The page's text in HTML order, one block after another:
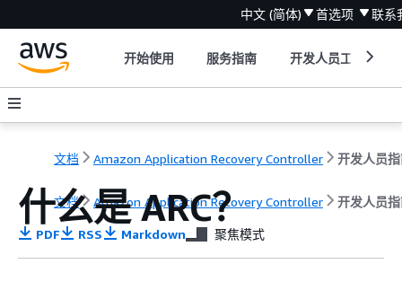
中文 (简体) 首选项 联系
开始使用 服务指南 开发人员工具
文档 Amazon Application Recovery Controller 开发人员
文档 Amazon Application Recovery Controller 开发人员
什么是 ARC？
PDF RSS Markdown 聚焦模式